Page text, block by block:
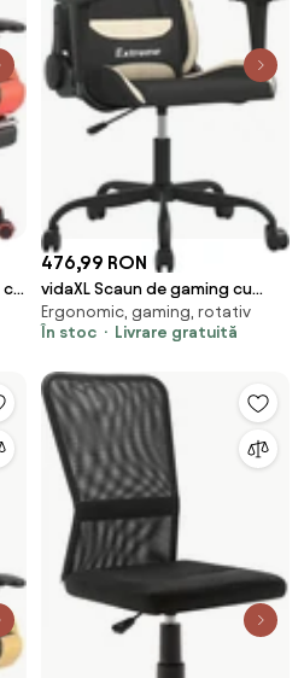
cu
476,99 RON
vidaXL Scaun de gaming cu
masaj, negru și crem, material
textil
Ergonomic, gaming, rotativ
În stoc
Livrare gratuită